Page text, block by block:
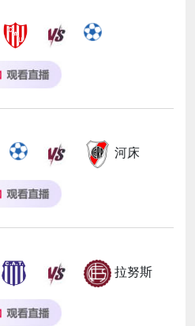
河床
拉努斯